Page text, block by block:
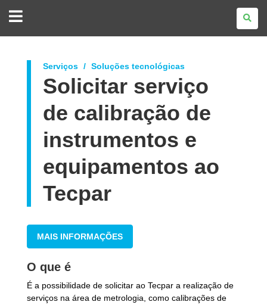
DO
Serviços Soluções tecnológicas
Solicitar serviço
de calibração de
instrumentos e
equipamentos ao
Tecpar
MAIS INFORMAÇÕES
O que é
É a possibilidade de solicitar ao Tecpar a realização de
serviços na área de metrologia, como calibrações de